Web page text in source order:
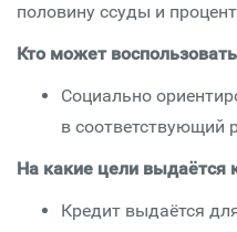
половину ссуды и
Кто может
Социально
в соответствующий
На какие цели выдаётся
Кредит выдаётся